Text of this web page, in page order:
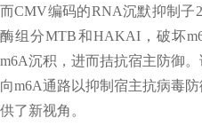
而CMV编码的RNA沉默抑制子
酶组分MTB和HAKAI，破坏
m6A沉积，进而拮抗宿主防御
向m6A通路以抑制宿主抗病毒
供了新视角。